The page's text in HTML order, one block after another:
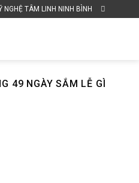
TÂM LINH NINH BÌNH
49 NGÀY SẮM LỄ GÌ